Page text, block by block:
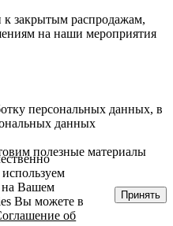
закрытым распродажам,
на наши мероприятия
персональных данных, в
данных
полезные материалы
на Вашем
Вы можете в
об
Принять